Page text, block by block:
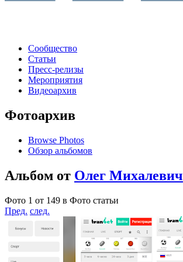
Сообщество
Статьи
Пресс-релизы
Мероприятия
Видеоархив
Фотоархив
Browse Photos
Обзор альбомов
Альбом от Олег Михалевич
Фото 1 от 149 в Фото статьи
Пред. след.